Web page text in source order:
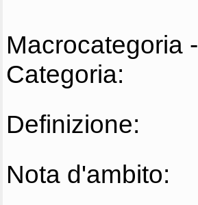
Macrocategoria -
Categoria:
Definizione:
Nota d'ambito: